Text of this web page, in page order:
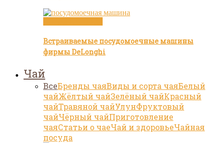
Встраиваемые посудомоечные машины
фирмы DeLonghi
Чай
ВсеБренды чаяВиды и сорта чаяБелый
чайЖёлтый чайЗелёный чайКрасный
чайТравяной чайУлунФруктовый
чайЧёрный чайПриготовление
чаяСтатьи о чаеЧай и здоровьеЧайная
посуда